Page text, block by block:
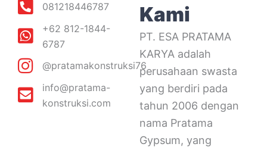
081218446787
+62 812-1844-
6787
@pratamakonstruksi76
info@pratama-
konstruksi.com
Kami
PT. ESA PRATAMA
KARYA adalah
perusahaan swasta
yang berdiri pada
tahun 2006 dengan
nama Pratama
Gypsum, yang